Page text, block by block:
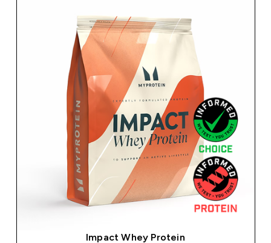
Impact Whey Protein